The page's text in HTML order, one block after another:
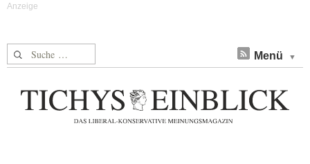
Suche nach: Menü